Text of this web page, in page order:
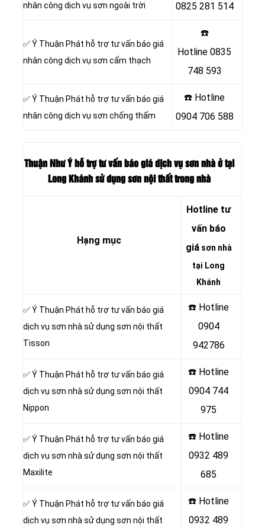
nhân công dịch vụ sơn ngoài trời
0825 281 514
✅ Ý Thuận Phát hỗ trợ tư vấn báo giá
nhân công dịch vụ sơn cẩm thạch
☎️
Hotline 0835
748 593
✅ Ý Thuận Phát hỗ trợ tư vấn báo giá
nhân công dịch vụ sơn chống thấm
☎️ Hotline
0904 706 588
Thuận Như Ý hỗ trợ tư vấn báo giá dịch vụ sơn nhà ở tại
Long Khánh sử dụng sơn nội thất trong nhà
Hạng mục
Hotline tư
vấn báo
giásơn nhà
tại Long
Khánh
✅ Ý Thuận Phát hỗ trợ tư vấn báo giá
dịch vụ sơn nhà sử dụng sơn nội thất
Tisson
☎️ Hotline
0904
942786
✅ Ý Thuận Phát hỗ trợ tư vấn báo giá
dịch vụ sơn nhà sử dụng sơn nội thất
Nippon
☎️ Hotline
0904 744
975
✅ Ý Thuận Phát hỗ trợ tư vấn báo giá
dịch vụ sơn nhà sử dụng sơn nội thất
Maxilite
☎️ Hotline
0932 489
685
✅ Ý Thuận Phát hỗ trợ tư vấn báo giá
dịch vụ sơn nhà sử dụng sơn nội thất
☎️ Hotline
0932 489